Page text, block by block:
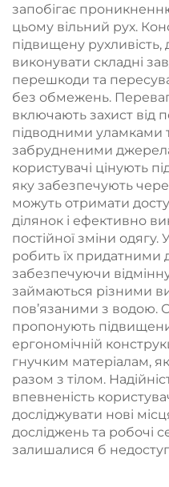
запобігає
цьому вільний рух.
підвищену
виконувати складні
перешкоди та
без обмежень.
включають захист від
підводними уламками
забрудненими
користувачі цінують
яку забезпечують
можуть отримати
ділянок і ефективно
постійної зміни одягу.
робить їх придатними
забезпечуючи відмінну
займаються різними
пов’язаними з водою.
пропонують
ергономічній
гнучким матеріалам,
разом з тілом.
впевненість
досліджувати нові
досліджень та робочі
залишалися б